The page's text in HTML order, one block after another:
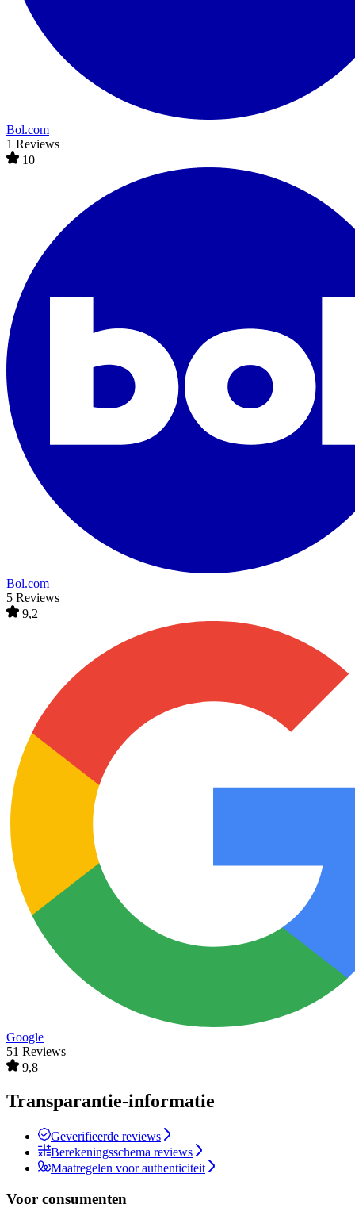
Bol.com
1 Reviews
10
Bol.com
5 Reviews
9,2
Google
51 Reviews
9,8
Transparantie-informatie
Geverifieerde reviews
Berekeningsschema reviews
Maatregelen voor authenticiteit
Voor consumenten